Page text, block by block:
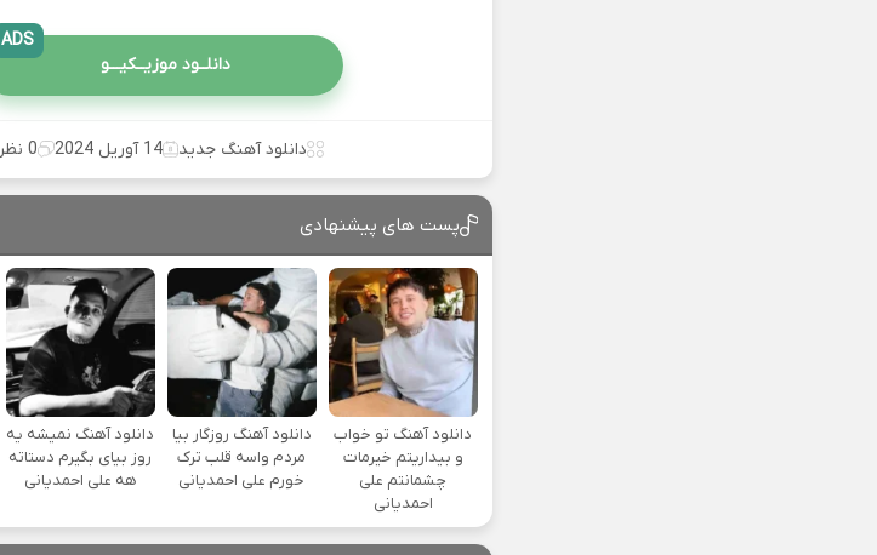
دانلــود موزیــکیـــو
ADS
دانلود آهنگ جدید 14 آوریل 2024 0 نظر
پست های پیشنهادی
دانلود آهنگ تو خواب
و بیداریتم خیرمات
چشمانتم علی
احمدیانی
دانلود آهنگ روزگار بیا
مردم واسه قلب ترک
خورم علی احمدیانی
دانلود آهنگ نمیشه یه
روز بیای بگیرم دستاته
هه علی احمدیانی